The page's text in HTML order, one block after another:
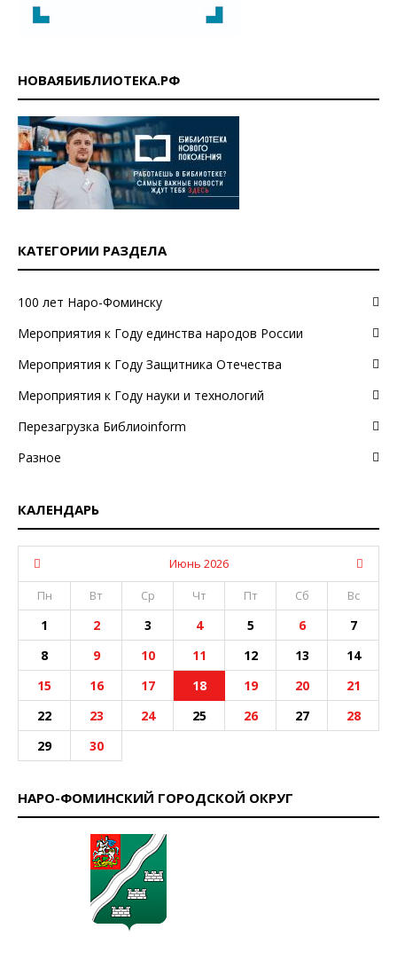
НОВАЯБИБЛИОТЕКА.РФ
КАТЕГОРИИ РАЗДЕЛА
100 лет Наро-Фоминску
Мероприятия к Году единства народов России
Мероприятия к Году Защитника Отечества
Мероприятия к Году науки и технологий
Перезагрузка Библиоinform
Разное
КАЛЕНДАРЬ
Июнь 2026
Пн
Вт Ср Чт Пт Сб Вс
1 2 3 4 5 6
7
8
9 10 11 12 13
14
15
16 17 18 19 20
21
22
23 24 25 26 27
28
29
30
НАРО-ФОМИНСКИЙ ГОРОДСКОЙ ОКРУГ